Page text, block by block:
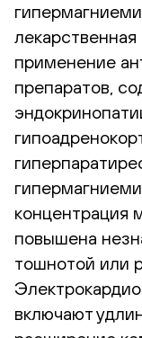
применение
препаратов,
концентрация
повышена
тошнотой или
включают